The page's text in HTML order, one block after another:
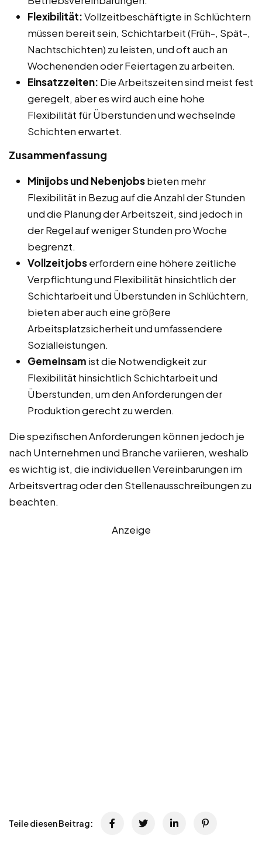
Flexibilität:Vollzeitbeschäftigte in Schlüchtern
müssen bereit sein, Schichtarbeit (Früh-, Spät-,
Nachtschichten) zu leisten, und oft auch an
Wochenenden oder Feiertagen zu arbeiten.
Einsatzzeiten: Die Arbeitszeiten sind meist fest
geregelt, aber es wird auch eine hohe
Flexibilität für Überstunden und wechselnde
Schichten erwartet.
Zusammenfassung
Minijobs und Nebenjobsbieten mehr
Flexibilität in Bezug auf die Anzahl der Stunden
und die Planung der Arbeitszeit, sind jedoch in
der Regel auf weniger Stunden pro Woche
begrenzt.
Vollzeitjobserfordern eine höhere zeitliche
Verpflichtung und Flexibilität hinsichtlich der
Schichtarbeit und Überstunden in Schlüchtern,
bieten aber auch eine größere
Arbeitsplatzsicherheit und umfassendere
Sozialleistungen.
Gemeinsam ist die Notwendigkeit zur
Flexibilität hinsichtlich Schichtarbeit und
Überstunden, um den Anforderungen der
Produktion gerecht zu werden.
Die spezifischen Anforderungen können jedoch je
nach Unternehmen und Branche variieren, weshalb
es wichtig ist, die individuellen Vereinbarungen im
Arbeitsvertrag oder den Stellenausschreibungen zu
beachten.
Anzeige
Teile diesen Beitrag: